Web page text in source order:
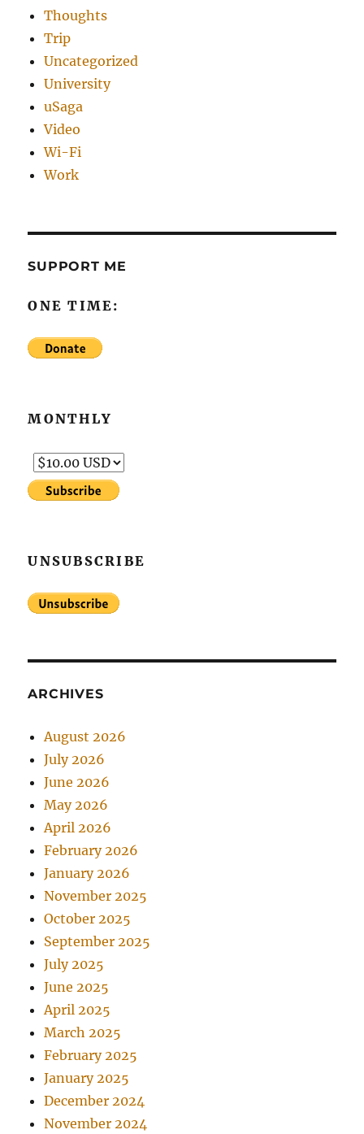
Thoughts
Trip
Uncategorized
University
uSaga
Video
Wi-Fi
Work
SUPPORT ME
ONE TIME:
MONTHLY
UNSUBSCRIBE
ARCHIVES
August 2026
July 2026
June 2026
May 2026
April 2026
February 2026
January 2026
November 2025
October 2025
September 2025
July 2025
June 2025
April 2025
March 2025
February 2025
January 2025
December 2024
November 2024